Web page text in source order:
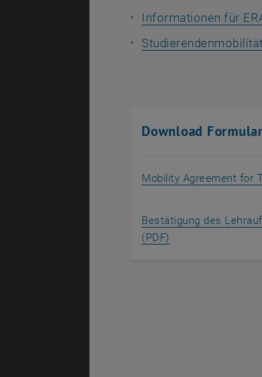
Informationen für
Download
Mobility Agreement for
Bestätigung des
(PDF)